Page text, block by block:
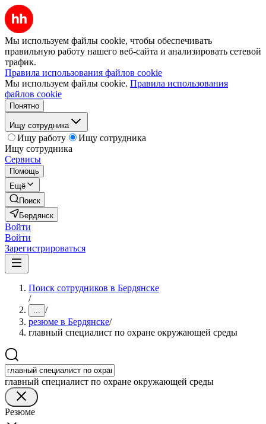
Мы используем файлы cookie, чтобы обеспечивать
правильную работу нашего веб-сайта и анализировать сетевой
трафик.
Правила использования файлов cookie
Мы используем файлы cookie. Правила использования
файлов cookie
Понятно
Ищу сотрудника
Ищу работу
Ищу сотрудника
Ищу сотрудника
Сервисы
Помощь
Ещё
Поиск
Бердянск
Войти
Войти
Зарегистрироваться
Поиск сотрудников в Бердянске
/
... /
резюме в Бердянске/
главный специалист по охране окружающей среды
главный специалист по охране окружающей среды
Резюме